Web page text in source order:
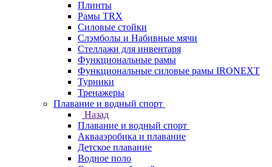
Плинты
Рамы TRX
Силовые стойки
Слэмболы и Набивные мячи
Стеллажи для инвентаря
Функциональные рамы
Функциональные силовые рамы IRONEXT
Турники
Тренажеры
Плавание и водный спорт
Назад
Плавание и водный спорт
Аквааэробика и плавание
Детское плавание
Водное поло